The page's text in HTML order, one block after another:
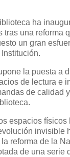
ha
tras una reforma
un gran
la puesta a
de lectura e
de calidad
espacios físicos
invisible
reforma de la
de una serie